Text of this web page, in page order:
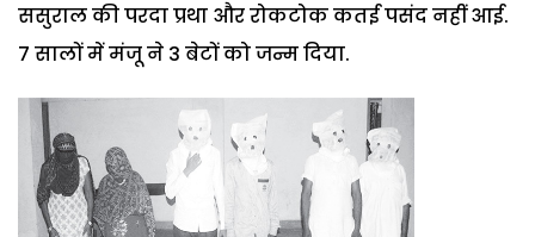
ससुराल की परदा प्रथा और रोकटोक कतई पसंद नहीं आई.
7 सालों में मंजू ने 3 बेटों को जन्म दिया.